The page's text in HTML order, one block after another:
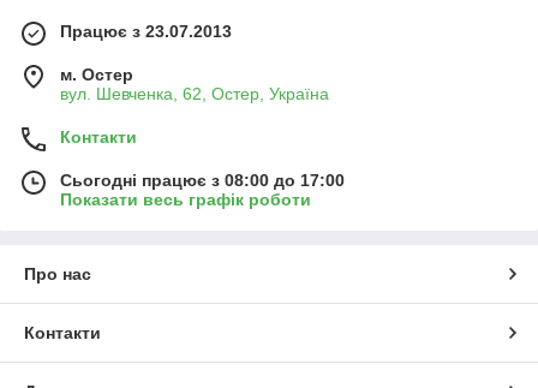
Працює з 23.07.2013
м. Остер
вул. Шевченка, 62, Остер, Україна
Контакти
Сьогодні працює з 08:00 до 17:00
Показати весь графік роботи
Про нас
Контакти